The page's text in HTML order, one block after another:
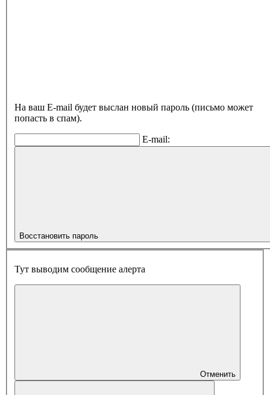
На ваш E-mail будет выслан новый пароль (письмо может
попасть в спам).
E-mail:
Восстановить пароль
Тут выводим сообщение алерта
Отменить